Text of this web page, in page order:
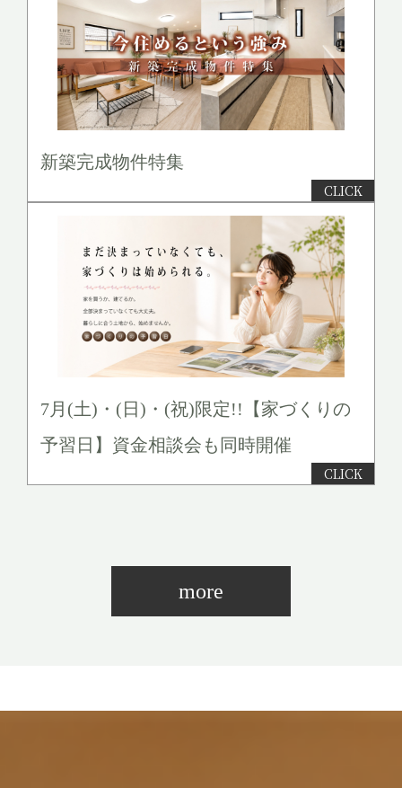
新築完成物件特集
7月(土)・(日)・(祝)限定!!【家づくりの
予習日】資金相談会も同時開催
more